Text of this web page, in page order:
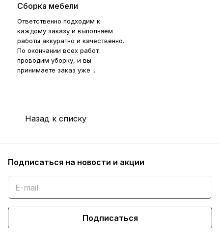
Сборка мебели
Ответственно подходим к
каждому заказу и выполняем
работы аккуратно и качественно.
По окончании всех работ
проводим уборку, и вы
принимаете заказ уже ...
Назад к списку
Подписаться на новости и акции
Подписаться